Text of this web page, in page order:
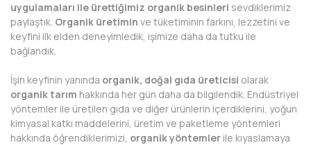
uygulamaları ile ürettiğimiz organik besinleri sevdiklerimiz
paylaştık. Organik üretimin ve tüketiminin farkını, lezzetini ve
keyfini ilk elden deneyimledik, işimize daha da tutku ile
bağlandık.
İşin keyfinin yanında organik, doğal gıda üreticisi olarak
organik tarım hakkında her gün daha da bilgilendik. Endüstriyel
yöntemler ile üretilen gıda ve diğer ürünlerin içerdiklerini, yoğun
kimyasal katkı maddelerini, üretim ve paketleme yöntemleri
hakkında öğrendiklerimizi, organik yöntemler ile kıyaslamaya